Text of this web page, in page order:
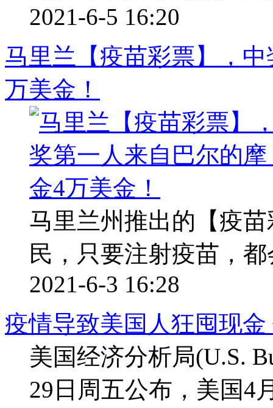
2021-6-5 16:20
马里兰【疫苗彩票】，
万美金！
马里兰州推出的【疫
民，只要注射疫苗，
2021-6-3 16:28
疫情导致美国人狂囤现
美国经济分析局(U.S.
29日周五公布，美国4